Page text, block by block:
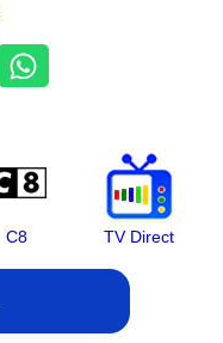
C8 TV Direct